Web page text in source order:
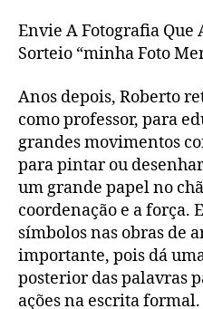
Envie A Fotografia Que
Sorteio “minha Foto
Anos depois, Roberto
como professor, para
grandes movimentos
para pintar ou
um grande papel no
coordenação e a força.
símbolos nas obras de
importante, pois dá
posterior das palavras
ações na escrita